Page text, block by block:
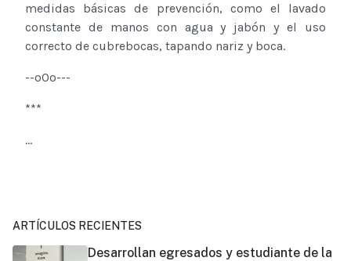
medidas básicas de prevención, como el lavado
constante de manos con agua y jabón y el uso
correcto de cubrebocas, tapando nariz y boca.
--o0o---
***
...
ARTÍCULOS RECIENTES
Desarrollan egresados y estudiante de la